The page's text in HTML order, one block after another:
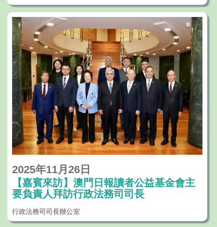
進行討論交流，聽取委員的意見及建議。
主持會議的委員會主席行政法務司司長黃少
澤發言時表示，為落實行政長官提出打造“法
治澳門”的施政理念，持續推進特區法律體系
現代化，今年2月設立了由各司範疇參與的法
律統籌工作組，以加強立法統籌和規劃、確
定重大立法項目及政策等方面的溝通協調，
深化法制建設工作，而法律改革諮詢委員會
作為協助特區政府制定有關法制建設政策的
諮詢機關，就各項立法工作及法律議題提供
專業意見和建議，支持和協助特區政府依法
施政和完善法制建設，期望委員們發揮專業
所長，積極向法律改革諮詢委員會建言獻
策，助力推進特區法律改革工作。
會議上，法務局代表首先介紹本年度法律提
2025年11月26日
【嘉賓來訪】澳門日報讀者公益基金會主
要負責人拜訪行政法務司司長
行政法務司司長辦公室